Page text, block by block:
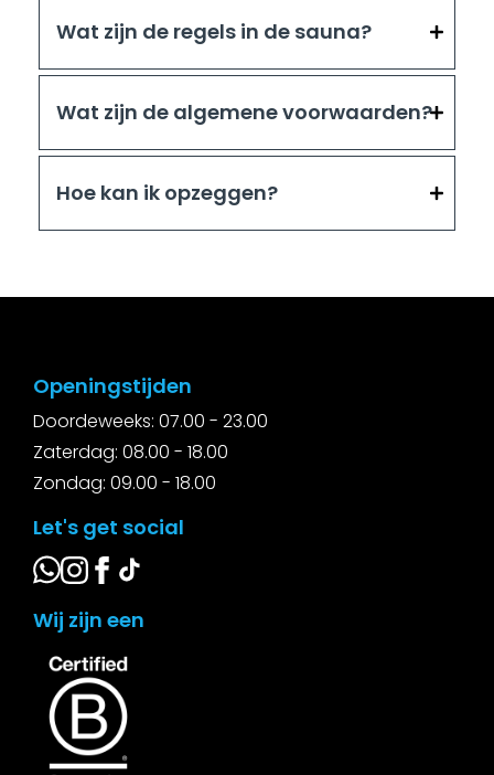
Wat zijn de regels in de sauna?
Wat zijn de algemene voorwaarden?
Hoe kan ik opzeggen?
Openingstijden
Doordeweeks: 07.00 - 23.00
Zaterdag: 08.00 - 18.00
Zondag: 09.00 - 18.00
Let's get social
Wij zijn een